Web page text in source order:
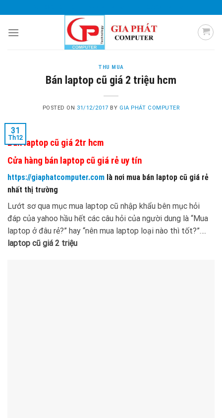
to
content
THU MUA
Bán laptop cũ giá 2 triệu hcm
POSTED ON 31/12/2017 BY GIA PHÁT COMPUTER
31
Th12
Bán laptop cũ giá 2tr hcm
Cửa hàng bán laptop cũ giá rẻ uy tín
https://giaphatcomputer.com là nơi mua bán laptop cũ giá rẻ
nhất thị trường
Lướt sơ qua mục mua laptop cũ nhập khẩu bên mục hỏi
đáp của yahoo hầu hết các câu hỏi của người dung là “Mua
laptop ở đâu rẻ?” hay “nên mua laptop loại nào thì tốt?”….
laptop cũ giá 2 triệu